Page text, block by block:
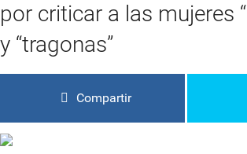
por criticar a las mujeres
y “tragonas”
Compartir